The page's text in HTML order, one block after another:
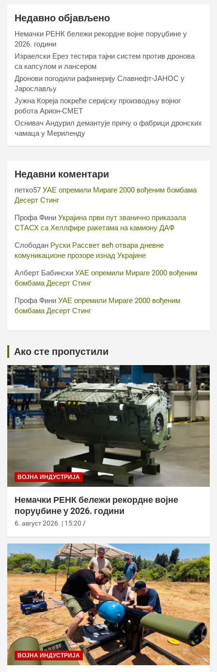
Недавно објављено
Немачки РЕНК бележи рекордне војне поруџбине у
2026. години
Израелски Ерез тестира тајни систем против дронова
са капсулом и лансером
Дронови погодили рафинерију Славнефт-ЈАНОС у
Јарослављу
Јужна Кореја покреће серијску производњу војног
робота Арион-СМЕТ
Оснивач Андурил демантује причу о фабрици дронских
чамаца у Мериленду
Недавни коментари
петко57 УАЕ опремили Мираге 2000 вођеним бомбама
Десерт Стинг
Профа Фини Украјина први пут званично приказала
СТАСХ са Хеллфире ракетама на камиону ДАФ
Слободан Руски Рассвет већ отвара дневне
комуникационе прозоре изнад Украјине
Алберт Бабински УАЕ опремили Мираге 2000 вођеним
бомбама Десерт Стинг
Профа Фини УАЕ опремили Мираге 2000 вођеним
бомбама Десерт Стинг
Ако сте пропустили
ВОЈНА ИНДУСТРИЈА
Немачки РЕНК бележи рекордне војне
поруџбине у 2026. години
6. август 2026. | 15:20
ВОЈНА ИНДУСТРИЈА